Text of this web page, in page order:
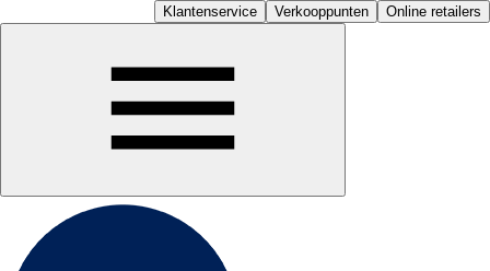
Klantenservice Verkooppunten Online retailers